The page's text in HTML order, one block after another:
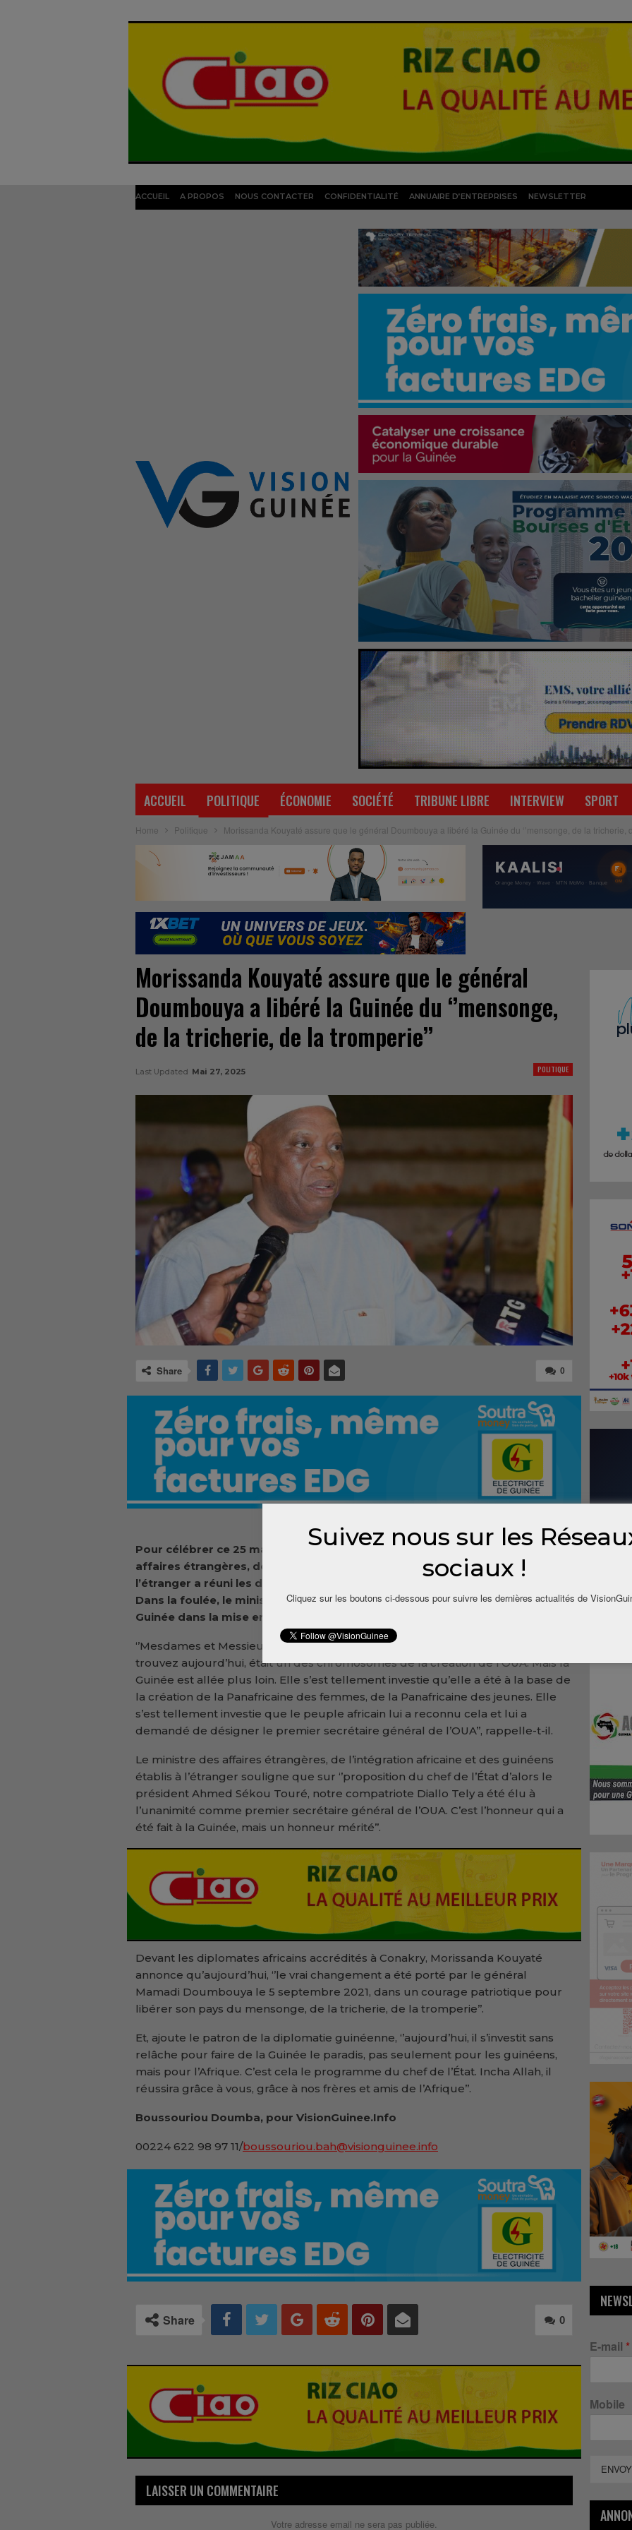
ACCUEIL A PROPOS NOUS CONTACTER CONFIDENTIALITÉ ANNUAIRE D’ENTREPRISES NEWSLETTER
ACCUEIL POLITIQUE ÉCONOMIE SOCIÉTÉ TRIBUNE LIBRE INTERVIEW SPORT
Home Politique Morissanda Kouyaté assure que le général Doumbouya a libéré la Guinée du ‘’mensonge, de la tricherie,
Morissanda Kouyaté assure que le général
Doumbouya a libéré la Guinée du ‘’mensonge,
de la tricherie, de la tromperie’’
POLITIQUE
Last Updated Mai 27, 2025
0
Share
Pour célébrer ce 25 mai, les 62 ans de l’Union africaine, le ministère des
affaires étrangères, de l’intégration africaine et des guinéens établis à
l’étranger a réuni les diplomates accrédités en Guinée autour d’un banquet.
Dans la foulée, le ministre Morissanda Kouyaté arappelé l’apport de la
Guinée dans la mise en place de cette institution africaine.
‘’Mesdames et Messieurs, la République de Guinée dans laquelle vous vous
trouvez aujourd’hui, était un des chromosomes de la création de l’OUA. Mais la
Guinée est allée plus loin. Elle s’est tellement investie qu’elle a été à la base de
la création de la Panafricaine des femmes, de la Panafricaine des jeunes. Elle
s’est tellement investie que le peuple africain lui a reconnu cela et lui a
demandé de désigner le premier secrétaire général de l’OUA’’, rappelle-t-il.
Le ministre des affaires étrangères, de l’intégration africaine et des guinéens
établis à l’étranger souligne que sur ‘’proposition du chef de l’État d’alors le
président Ahmed Sékou Touré, notre compatriote Diallo Tely a été élu à
l’unanimité comme premier secrétaire général de l’OUA. C’est l’honneur qui a
été fait à la Guinée, mais un honneur mérité’’.
Devant les diplomates africains accrédités à Conakry, Morissanda Kouyaté
annonce qu’aujourd’hui, ‘’le vrai changement a été porté par le général
Mamadi Doumbouya le 5 septembre 2021, dans un courage patriotique pour
libérer son pays du mensonge, de la tricherie, de la tromperie’’.
Et, ajoute le patron de la diplomatie guinéenne, ‘’aujourd’hui, il s’investit sans
relâche pour faire de la Guinée le paradis, pas seulement pour les guinéens,
mais pour l’Afrique. C’est cela le programme du chef de l’État. Incha Allah, il
réussira grâce à vous, grâce à nos frères et amis de l’Afrique’’.
Boussouriou Doumba, pour VisionGuinee.Info
00224 622 98 97 11/boussouriou.bah@visionguinee.info
0
Share
LAISSER UN COMMENTAIRE
Votre adresse email ne sera pas publiée.
E-mail *
Mobile
Suivez nous sur les
sociaux !
Cliquez sur les boutons ci-dessous pour suivre les dernières actualités de